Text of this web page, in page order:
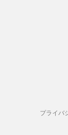
プライバ